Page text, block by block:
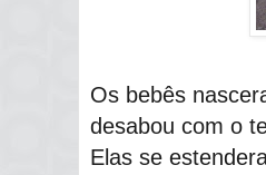
Os bebês
desabou com o
Elas se